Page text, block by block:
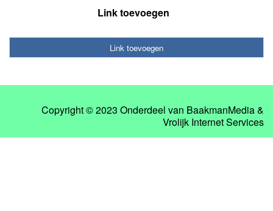
Link toevoegen
Link toevoegen
Copyright © 2023 Onderdeel van BaakmanMedia&
Vrolijk Internet Services